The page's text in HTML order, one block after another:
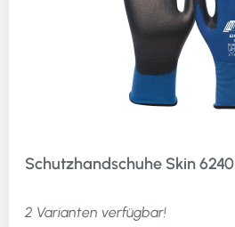
Schutzhandschuhe Skin 6240
2 Varianten verfügbar!